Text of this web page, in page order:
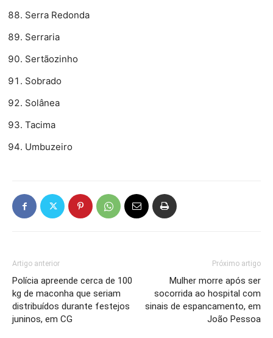
Serra Redonda
Serraria
Sertãozinho
Sobrado
Solânea
Tacima
Umbuzeiro
Artigo anterior
Polícia apreende cerca de 100
kg de maconha que seriam
distribuídos durante festejos
juninos, em CG
Próximo artigo
Mulher morre após ser
socorrida ao hospital com
sinais de espancamento, em
João Pessoa